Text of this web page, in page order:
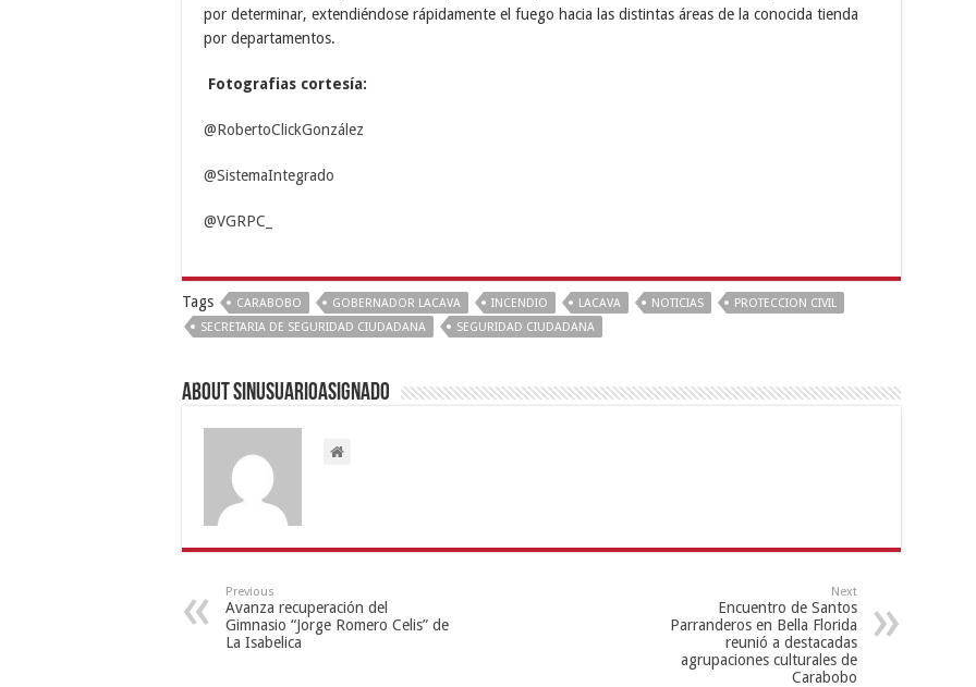
por determinar, extendiéndose rápidamente el fuego hacia las distintas áreas de la conocida tienda
por departamentos.
Fotografias cortesía:
@RobertoClickGonzález
@SistemaIntegrado
@VGRPC_
Tags CARABOBO GOBERNADOR LACAVA INCENDIO LACAVA NOTICIAS
PROTECCION CIVIL
SECRETARIA DE SEGURIDAD CIUDADANA
SEGURIDAD CIUDADANA
About sinusuarioasignado
Previous
Avanza recuperación del
Gimnasio “Jorge Romero Celis” de
La Isabelica
Next
Encuentro de Santos
Parranderos en Bella Florida
reunió a destacadas
agrupaciones culturales de
Carabobo